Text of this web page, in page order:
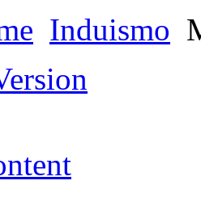
Induismo